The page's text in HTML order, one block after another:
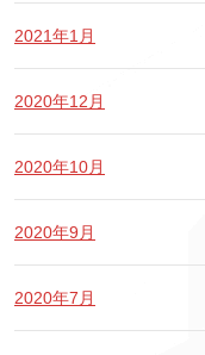
2021年1月
2020年12月
2020年10月
2020年9月
2020年7月